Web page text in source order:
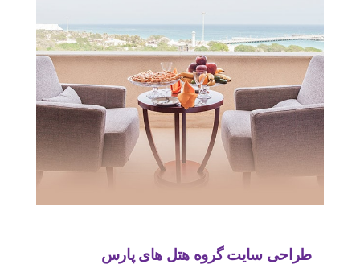
طراحی سایت گروه هتل های پارس